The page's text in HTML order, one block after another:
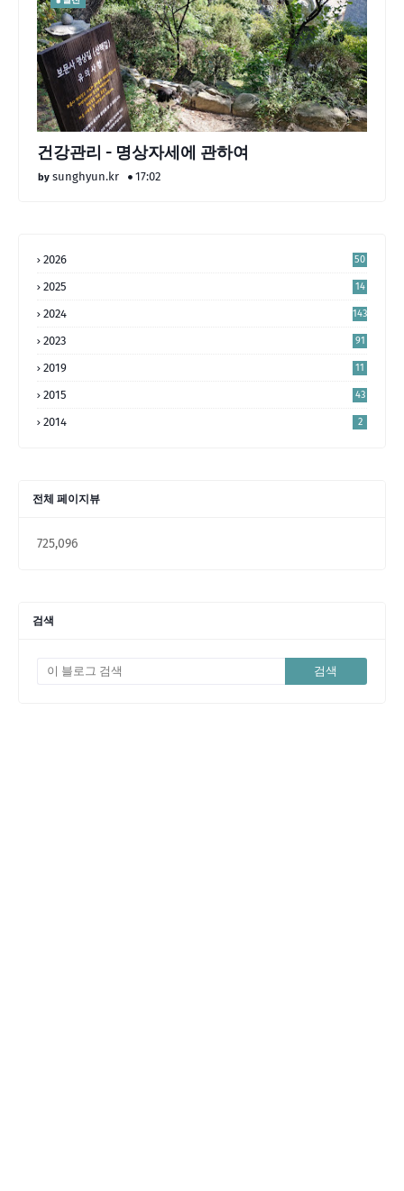
건강관리 - 명상자세에 관하여
sunghyun.kr 17:02
2026 50
2025
14
2024 143
2023 91
2019 11
2015 43
2014 2
전체 페이지뷰
725,096
검색